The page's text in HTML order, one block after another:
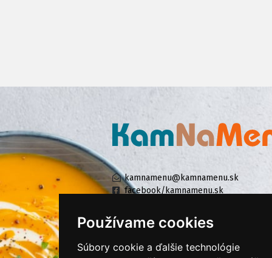
Používame cookies
Súbory cookie a ďalšie technológie
kamnamenu@kamnamenu.sk
facebook/kamnamenu.sk
KONTAKTUJTE NÁS